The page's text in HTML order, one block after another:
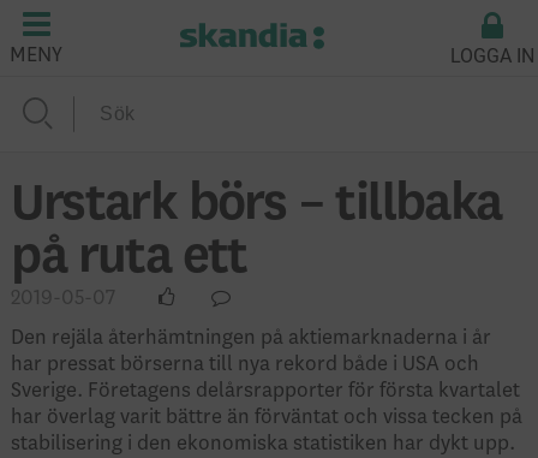
MENY LOGGA IN
Urstark börs – tillbaka
på ruta ett
2019-05-07
Den rejäla återhämtningen på aktiemarknaderna i år
har pressat börserna till nya rekord både i USA och
Sverige. Företagens delårsrapporter för första kvartalet
har överlag varit bättre än förväntat och vissa tecken på
stabilisering i den ekonomiska statistiken har dykt upp.